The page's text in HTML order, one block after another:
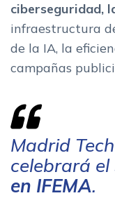
ciberseguridad,
infraestructura
de la IA, la
campañas
Madrid
celebrará el
en IFEMA.